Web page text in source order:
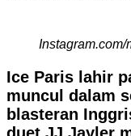
Instagram.com/
Ice Paris lahir
muncul dalam
blasteran